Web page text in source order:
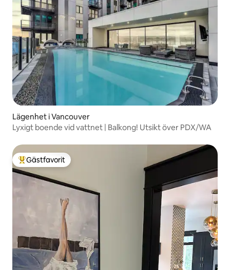
Lägenhet i Vancouver
Lyxigt boende vid vattnet | Balkong! Utsikt över PDX/WA
Populär gästfavorit
Gästfavorit